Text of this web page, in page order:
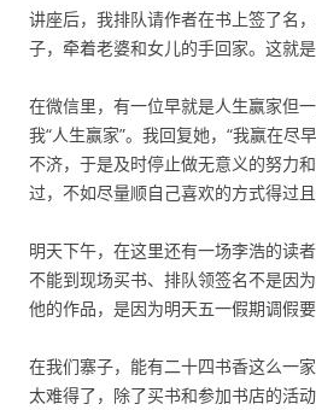
讲座后，我排队请作者在书上签了名
子，牵着老婆和女儿的手回家。这就是
在微信里，有一位早就是人生赢家但
我“人生赢家”。我回复她，“我赢在尽
不济，于是及时停止做无意义的努力
过，不如尽量顺自己喜欢的方式得过且
明天下午，在这里还有一场李浩的读
不能到现场买书、排队领签名不是因
他的作品，是因为明天五一假期调假要
在我们寨子，能有二十四书香这么一
太难得了，除了买书和参加书店的活